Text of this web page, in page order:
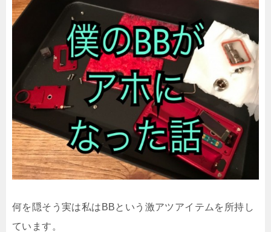
何を隠そう実は私はBBという激アツアイテムを所持し
ています。